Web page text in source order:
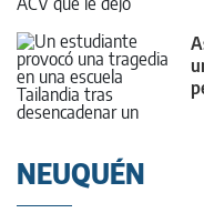
NEUQUÉN